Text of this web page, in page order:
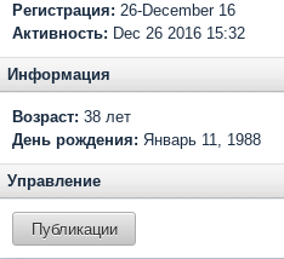
Регистрация: 26-December 16
Активность: Dec 26 2016 15:32
Информация
Возраст: 38 лет
День рождения: Январь 11, 1988
Управление
Публикации